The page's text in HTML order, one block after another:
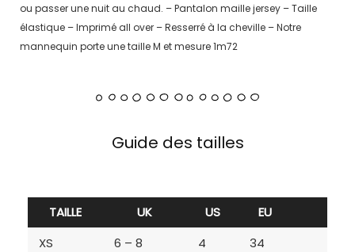
ou passer une nuit au chaud. – Pantalon maille jersey – Taille
élastique – Imprimé all over – Resserré à la cheville – Notre
mannequin porte une taille M et mesure 1m72
Guide des tailles
TAILLE UK US
EU
XS
6 – 8 4
34